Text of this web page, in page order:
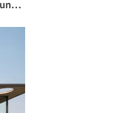
Edifício de Programas Públicos da Fundação Bienal de Diriyah / Ariel André-GOLEM